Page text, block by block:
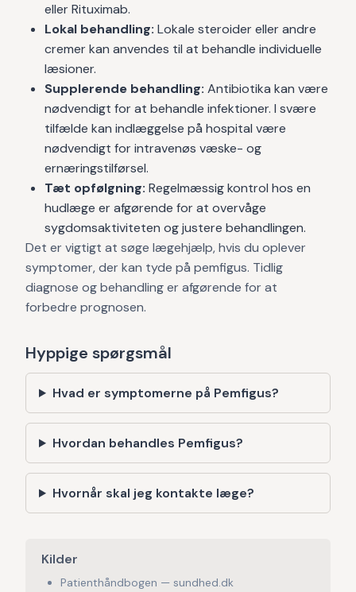
eller Rituximab.
Lokal behandling: Lokale steroider eller andre
cremer kan anvendes til at behandle individuelle
læsioner.
Supplerende behandling: Antibiotika kan være
nødvendigt for at behandle infektioner. I svære
tilfælde kan indlæggelse på hospital være
nødvendigt for intravenøs væske- og
ernæringstilførsel.
Tæt opfølgning: Regelmæssig kontrol hos en
hudlæge er afgørende for at overvåge
sygdomsaktiviteten og justere behandlingen.
Det er vigtigt at søge lægehjælp, hvis du oplever
symptomer, der kan tyde på pemfigus. Tidlig
diagnose og behandling er afgørende for at
forbedre prognosen.
Hyppige spørgsmål
Hvad er symptomerne på Pemfigus?
Hvordan behandles Pemfigus?
Hvornår skal jeg kontakte læge?
Kilder
Patienthåndbogen — sundhed.dk